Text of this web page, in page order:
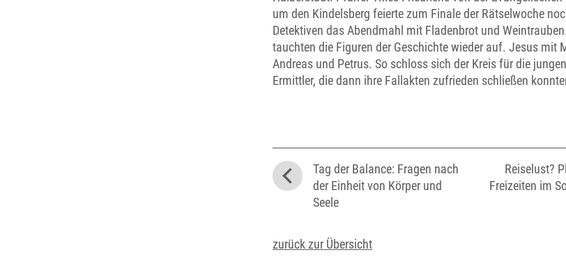
um den Kindelsberg feierte zum Finale der Rätselwoche
Detektiven das Abendmahl mit Fladenbrot und
tauchten die Figuren der Geschichte wieder auf. Jesus mit
Andreas und Petrus. So schloss sich der Kreis für die
Ermittler, die dann ihre Fallakten zufrieden schließen
Tag der Balance: Fragen nach
der Einheit von Körper und
Seele
Reiselust?
Freizeiten im
zurück zur Übersicht